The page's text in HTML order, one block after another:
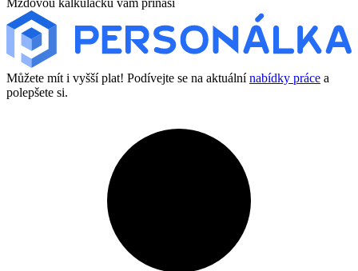
Můžete mít i vyšší plat! Podívejte se na aktuálnínabídky práce a
polepšete si.